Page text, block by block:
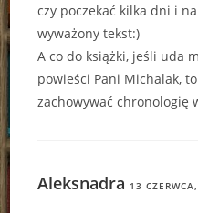
czy poczekać kilka dni i
wyważony tekst:)
A co do książki, jeśli uda
powieści Pani Michalak,
zachowywać chronologię
Aleksnadra 13